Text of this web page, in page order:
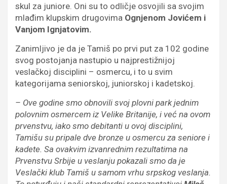
skul za juniore. Oni su to odličje osvojili sa svojim
mlađim klupskim drugovima Ognjenom Jovićem i
Vanjom Ignjatovim.
Zanimljivo je da je Tamiš po prvi put za 102 godine
svog postojanja nastupio u najprestižnijoj
veslačkoj disciplini – osmercu, i to u svim
kategorijama seniorskoj, juniorskoj i kadetskoj.
– Ove godine smo obnovili svoj plovni park jednim
polovnim osmercem iz Velike Britanije, i već na ovom
prvenstvu, iako smo debitanti u ovoj disciplini,
Tamišu su pripale dve bronze u osmercu za seniore i
kadete. Sa ovakvim izvanrednim rezultatima na
Prvenstvu Srbije u veslanju pokazali smo da je
Veslački klub Tamiš u samom vrhu srpskog veslanja.